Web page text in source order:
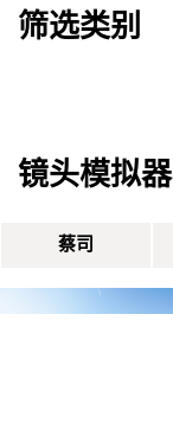
筛选类别
镜头模拟器
蔡司